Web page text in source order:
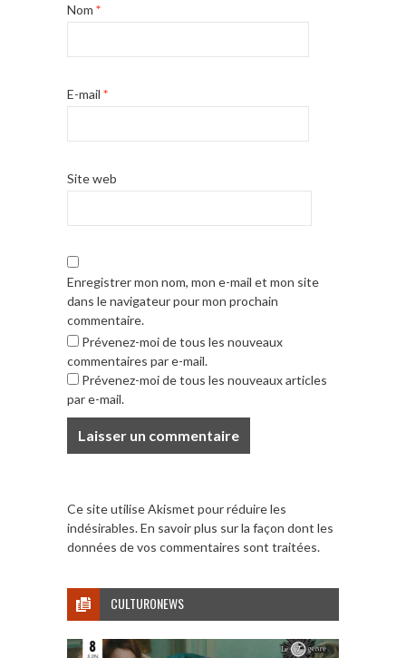
Nom *
E-mail *
Site web
Enregistrer mon nom, mon e-mail et mon site
dans le navigateur pour mon prochain
commentaire.
Prévenez-moi de tous les nouveaux
commentaires par e-mail.
Prévenez-moi de tous les nouveaux articles
par e-mail.
Ce site utilise Akismet pour réduire les
indésirables.En savoir plus sur la façon dont les
données de vos commentaires sont traitées.
CULTURONEWS